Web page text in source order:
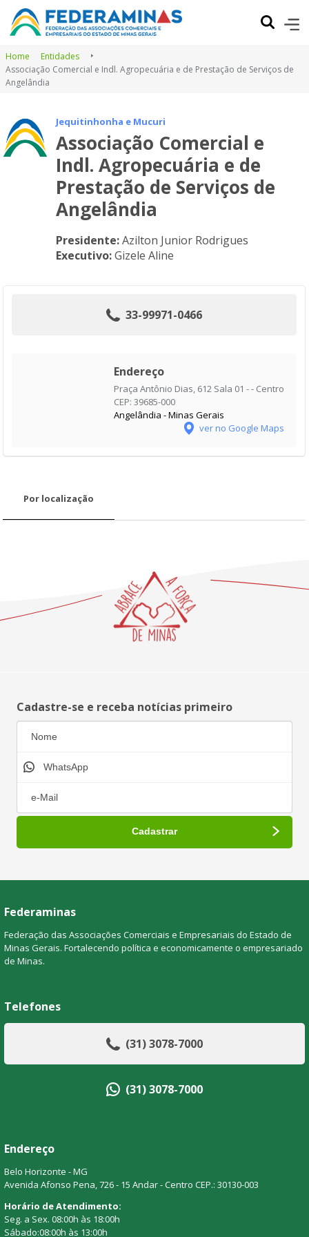
Home
Entidades
Associação Comercial e Indl. Agropecuária e de Prestação de Serviços de
Angelândia
Jequitinhonha e Mucuri
Associação Comercial e
Indl. Agropecuária e de
Prestação de Serviços de
Angelândia
Presidente:Azilton Junior Rodrigues
Executivo:Gizele Aline
33-99971-0466
Endereço
Praça Antônio Dias, 612 Sala 01 - - Centro
CEP: 39685-000
Angelândia - Minas Gerais
ver no Google Maps
Por localização
Cadastre-se e receba notícias primeiro
Federaminas
Federação das Associações Comerciais e Empresariais do Estado de
Minas Gerais. Fortalecendo política e economicamente o empresariado
de Minas.
Telefones
(31) 3078-7000
(31) 3078-7000
Endereço
Belo Horizonte - MG
Avenida Afonso Pena, 726 - 15 Andar - Centro CEP.: 30130-003
Horário de Atendimento:
Seg. a Sex. 08:00h às 18:00h
Sábado:08:00h às 13:00h